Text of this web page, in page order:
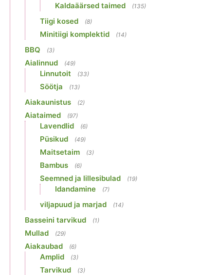
Kaldaäärsed taimed (135)
Tiigi kosed (8)
Minitiigi komplektid (14)
BBQ (3)
Aialinnud (49)
Linnutoit (33)
Söötja (13)
Aiakaunistus (2)
Aiataimed (97)
Lavendlid (6)
Püsikud (49)
Maitsetaim (3)
Bambus (6)
Seemned ja lillesibulad (19)
Idandamine (7)
viljapuud ja marjad (14)
Basseini tarvikud (1)
Mullad (29)
Aiakaubad (6)
Amplid (3)
Tarvikud (3)